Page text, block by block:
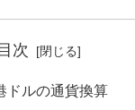
目次
ドルの通貨換算